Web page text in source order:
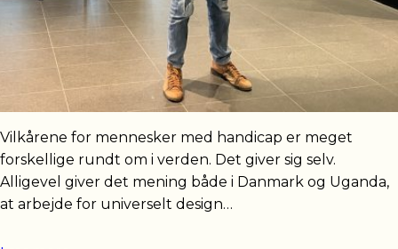
Vilkårene for mennesker med handicap er meget
forskellige rundt om i verden. Det giver sig selv.
Alligevel giver det mening både i Danmark og Uganda,
at arbejde for universelt design…